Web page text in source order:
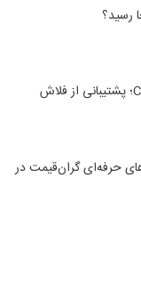
رسید؟
آپدیت جدید Canon EOS R6 V؛ پشتیبانی از فلاش
حرفه‌ای گران‌قیمت در